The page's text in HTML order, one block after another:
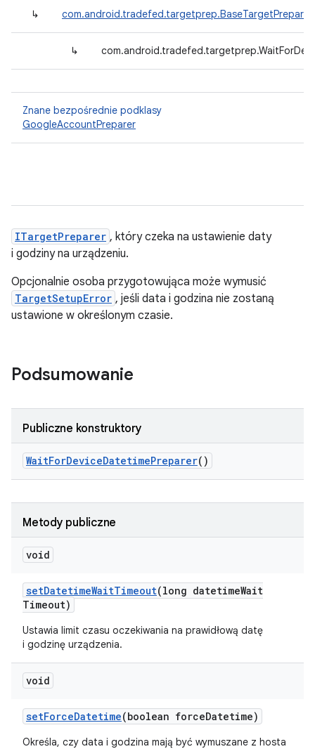
↳ com.android.tradefed.targetprep.BaseTargetPreparer
↳
Znane bezpośrednie podklasy
GoogleAccountPreparer
ITargetPreparer , który czeka na ustawienie daty
i godziny na urządzeniu.
Opcjonalnie osoba przygotowująca może wymusić
TargetSetupError , jeśli data i godzina nie zostaną
ustawione w określonym czasie.
Podsumowanie
Publiczne konstruktory
WaitForDeviceDatetimePreparer()
Metody publiczne
void
setDatetimeWaitTimeout(long datetimeWait
Timeout)
Ustawia limit czasu oczekiwania na prawidłową datę
i godzinę urządzenia.
void
setForceDatetime(boolean forceDatetime)
Określa, czy data i godzina mają być wymuszane z hosta